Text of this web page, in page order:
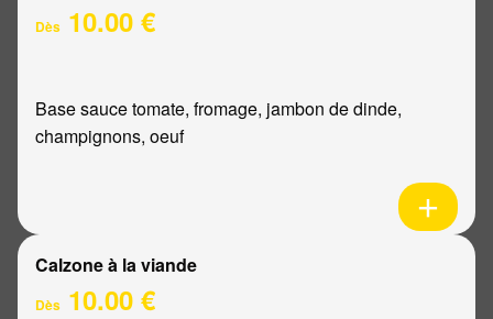
Dès 10.00 €
Base sauce tomate, fromage, jambon de dinde,
champignons, oeuf
Calzone à la viande
Dès 10.00 €